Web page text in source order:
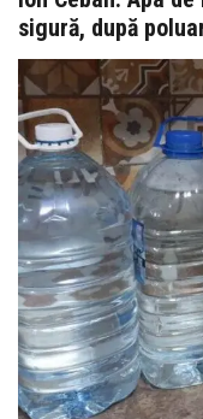
sigură, după